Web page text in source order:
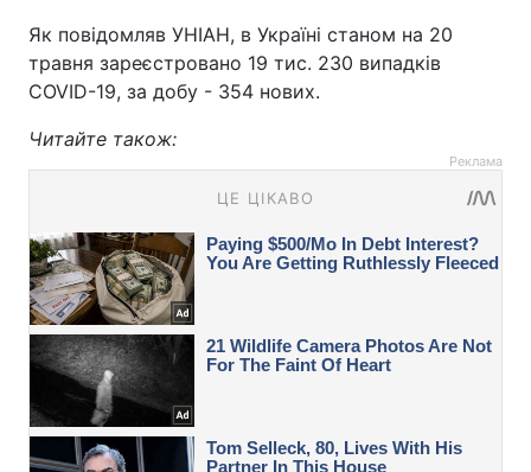
Як повідомляв УНІАН, в Україні станом на 20
травня зареєстровано 19 тис. 230 випадків
COVID-19, за добу - 354 нових.
Читайте також:
Реклама